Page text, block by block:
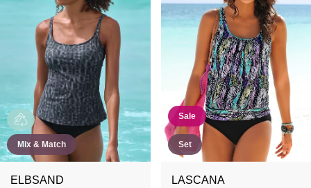
Mix & Match
ELBSAND
Sale
Set
LASCANA